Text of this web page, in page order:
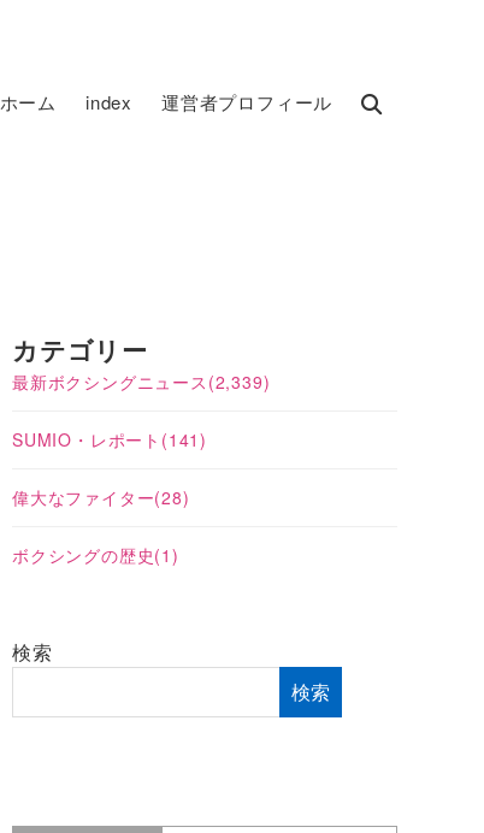
ホーム index 運営者プロフィール
カテゴリー
最新ボクシングニュース (2,339)
SUMIO・レポート (141)
偉大なファイター(28)
ボクシングの歴史(1)
検索
検索